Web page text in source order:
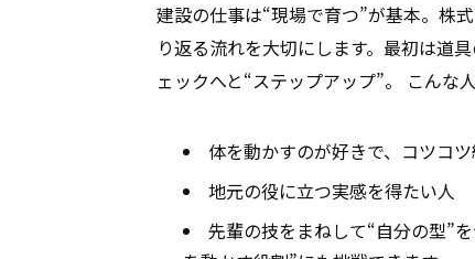
建設の仕事は“現場で育つ”が基本。株
り返る流れを大切にします。最初は道
ェックへと“ステップアップ”。 こんな
体を動かすのが好きで、コツコ
地元の役に立つ実感を得たい人
先輩の技をまねして“自分の型”